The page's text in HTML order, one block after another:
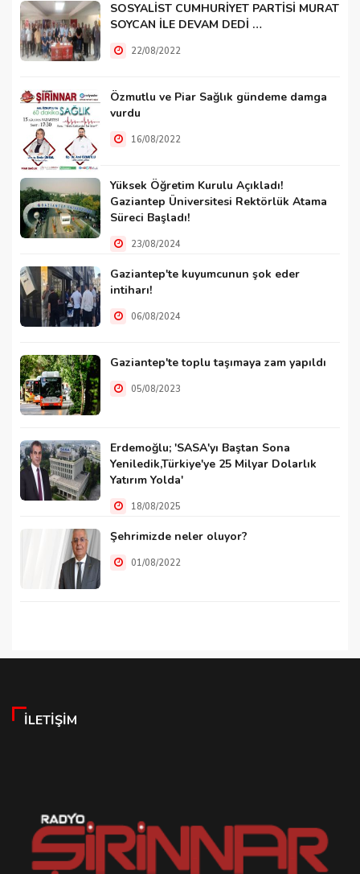
SOSYALİST CUMHURİYET PARTİSİ MURAT
SOYCAN İLE DEVAM DEDİ …
22/08/2022
Özmutlu ve Piar Sağlık gündeme damga
vurdu
16/08/2022
Yüksek Öğretim Kurulu Açıkladı!
Gaziantep Üniversitesi Rektörlük Atama
Süreci Başladı!
23/08/2024
Gaziantep'te kuyumcunun şok eder
intiharı!
06/08/2024
Gaziantep'te toplu taşımaya zam yapıldı
05/08/2023
Erdemoğlu; 'SASA'yı Baştan Sona
Yeniledik,Türkiye'ye 25 Milyar Dolarlık
Yatırım Yolda'
18/08/2025
Şehrimizde neler oluyor?
01/08/2022
İLETIŞIM